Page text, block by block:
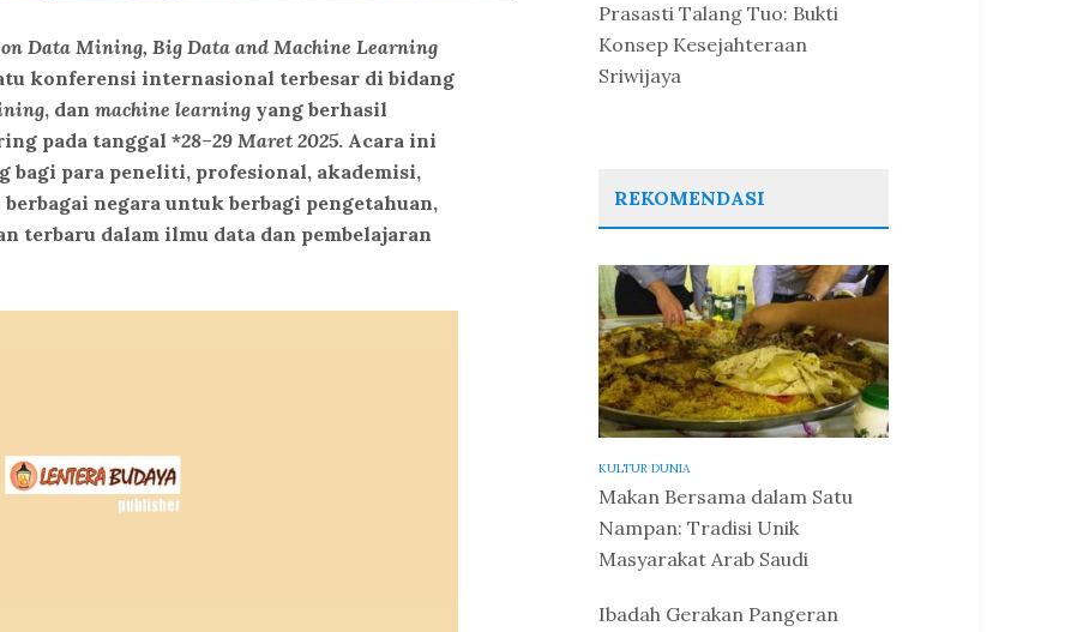
Data Mining, Big Data and Machine Learning
konferensi internasional terbesar di bidang
, dan machine learningyang berhasil
pada tanggal *28–29 Maret 2025. Acara ini
bagi para peneliti, profesional, akademisi,
negara untuk berbagi pengetahuan,
terbaru dalam ilmu data dan pembelajaran
Prasasti Talang Tuo: Bukti
Konsep Kesejahteraan
Sriwijaya
REKOMENDASI
KULTUR DUNIA
Makan Bersama dalam Satu
Nampan: Tradisi Unik
Masyarakat Arab Saudi
Ibadah Gerakan Pangeran